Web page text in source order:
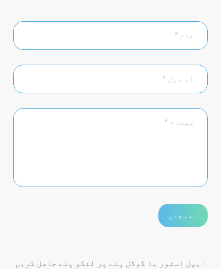
ایپل اسٹور یا گوگل پلے پر لنگو پلے حاصل کریں